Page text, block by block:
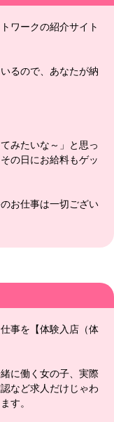
ワークの紹介サイト
るので、あなたが納
みたいな～」と思っ
の日にお給料もゲッ
お仕事は一切ござい
事を【体験入店（体
に働く女の子、実際
など求人だけじゃわ
す。